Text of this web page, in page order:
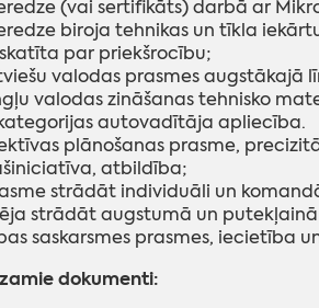
(vai sertifikāts) darbā ar
biroja tehnikas un tīkla
par priekšrocību;
valodas prasmes augstākajā
valodas zināšanas tehnisko
autovadītāja apliecība.
plānošanas prasme,
atbildība;
strādāt individuāli un
strādāt augstumā un
saskarsmes prasmes, iecietība
dokumenti: